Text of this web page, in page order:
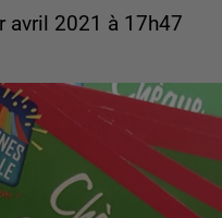
avril 2021 à 17h47